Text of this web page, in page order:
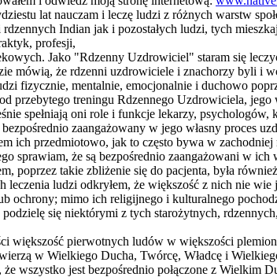
lat nauczam i leczę ludzi z różnych warstw
Indian jak i pozostałych ludzi, tych
profesji,
Jako "Rdzenny Uzdrowiciel" staram się
mówią, że rdzenni uzdrowiciele i znachorzy byli i
fizycznie, mentalnie, emocjonalnie i duchowo
przebytego treningu Rdzennego Uzdrowiciela,
spełniają oni role i funkcje lekarzy,
bezpośrednio zaangażowany w jego własny proces
ich przedmiotowo, jak to często bywa w
sprawiam, że są bezpośrednio zaangażowani w
poprzez takie zbliżenie się do pacjenta, była
leczenia ludzi odkryłem, że większość z nich nie
ochrony; mimo ich religijnego i kulturalnego
podzielę się niektórymi z tych starożytnych,
większość pierwotnych ludów w większości
w Wielkiego Ducha, Twórcę, Władcę i
wszystko jest bezpośrednio połączone z Wielkim